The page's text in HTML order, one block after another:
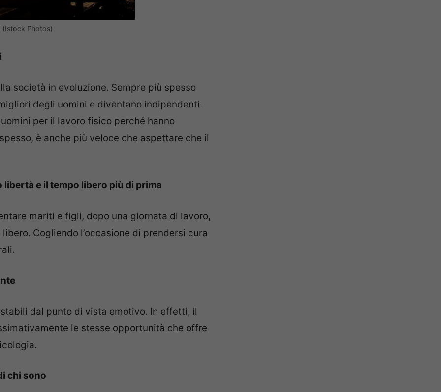
(Istock Photos)
società in evoluzione. Sempre più spesso
degli uomini e diventano indipendenti.
per il lavoro fisico perché hanno
è anche più veloce che aspettare che il
e il tempo libero più di prima
mariti e figli, dopo una giornata di lavoro,
Cogliendo l’occasione di prendersi cura
dal punto di vista emotivo. In effetti, il
le stesse opportunità che offre
chi sono